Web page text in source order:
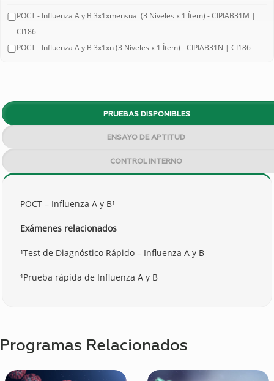
POCT - Influenza A y B 3x1xmensual (3 Niveles x 1 Ítem) - CIPIAB31M |
CI186
POCT - Influenza A y B 3x1xn (3 Niveles x 1 Ítem) - CIPIAB31N | CI186
PRUEBAS DISPONIBLES
ENSAYO DE APTITUD
CONTROL INTERNO
POCT – Influenza A y B¹
Exámenes relacionados
¹Test de Diagnóstico Rápido – Influenza A y B
¹Prueba rápida de Influenza A y B
Programas Relacionados